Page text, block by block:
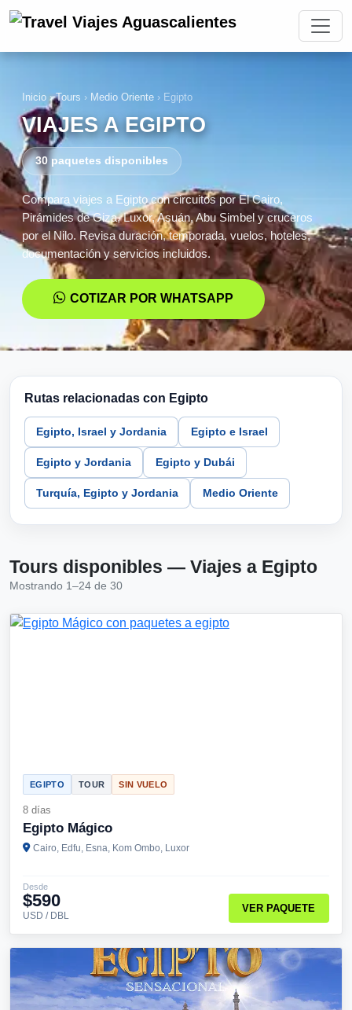
Inicio ›Tours › Medio Oriente › Egipto
VIAJES A EGIPTO
30 paquetes disponibles
Compara viajes a Egipto con circuitos por El Cairo,
Pirámides de Giza, Luxor, Asuán, Abu Simbel y cruceros
por el Nilo. Revisa duración, temporada, vuelos, hoteles,
documentación y servicios incluidos.
COTIZAR POR WHATSAPP
Rutas relacionadas con Egipto
Egipto, Israel y Jordania Egipto e Israel
Egipto y Jordania Egipto y Dubái
Turquía, Egipto y Jordania Medio Oriente
Tours disponibles — Viajes a Egipto
Mostrando 1–24 de 30
EGIPTO TOUR SIN VUELO
8 días
Egipto Mágico
Cairo, Edfu, Esna, Kom Ombo, Luxor
Desde
$590
USD / DBL
VER PAQUETE